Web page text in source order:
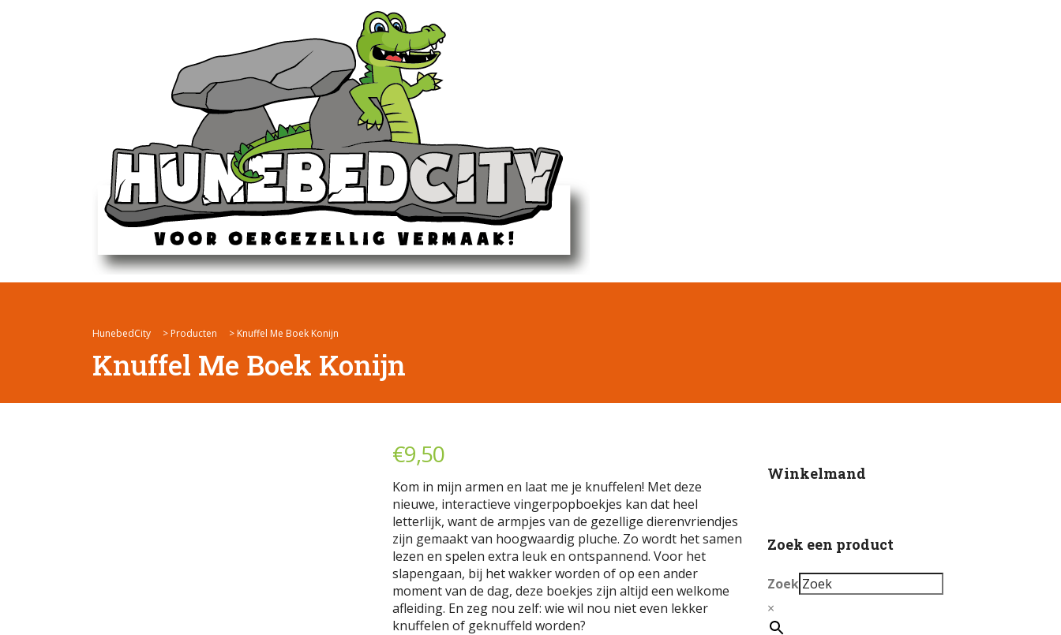
HunebedCity > Producten > Knuffel Me Boek Konijn
Knuffel Me Boek Konijn
€9,50
Kom in mijn armen en laat me je knuffelen! Met deze
nieuwe, interactieve vingerpopboekjes kan dat heel
letterlijk, want de armpjes van de gezellige dierenvriendjes
zijn gemaakt van hoogwaardig pluche. Zo wordt het samen
lezen en spelen extra leuk en ontspannend. Voor het
slapengaan, bij het wakker worden of op een ander
moment van de dag, deze boekjes zijn altijd een welkome
afleiding. En zeg nou zelf: wie wil nou niet even lekker
knuffelen of geknuffeld worden?
Winkelmand
Zoek een product
Zoek
×